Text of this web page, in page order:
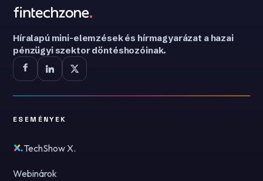
Híralapú mini-elemzések és hírmagyarázat a hazai
pénzügyi szektor döntéshozóinak.
ESEMÉNYEK
TechShow X.
Webinárok